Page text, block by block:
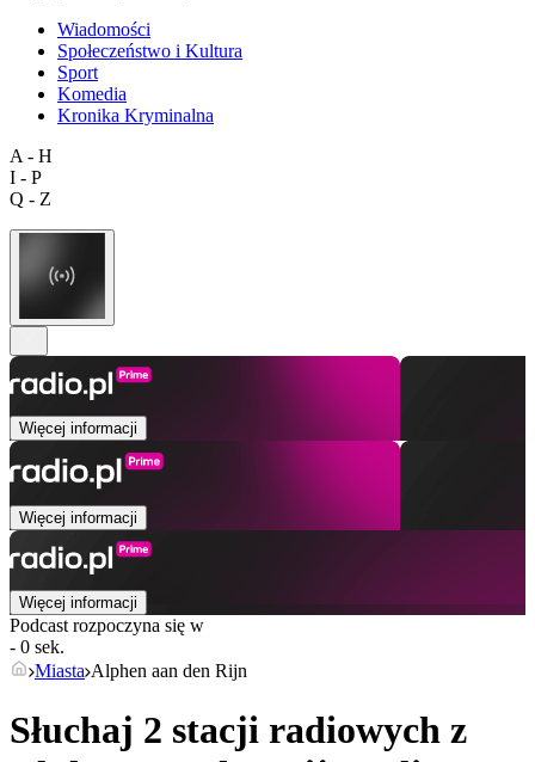
Wiadomości
Społeczeństwo i Kultura
Sport
Komedia
Kronika Kryminalna
A - H
I - P
Q - Z
Więcej informacji
Więcej informacji
Więcej informacji
Podcast rozpoczyna się w
- 0 sek.
Miasta Alphen aan den Rijn
Słuchaj 2 stacji radiowych z